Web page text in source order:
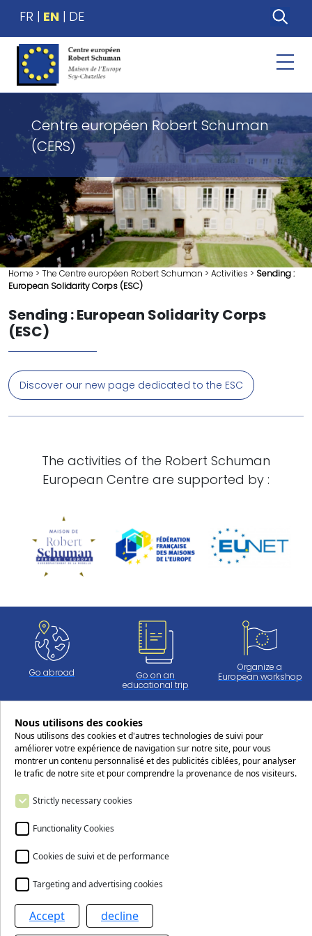
FR EN DE
Centre européen Robert Schuman
(CERS)
Home > The Centre européen Robert Schuman > Activities > Sending :
European Solidarity Corps (ESC)
Sending : European Solidarity Corps
(ESC)
Discover our new page dedicated to the ESC
The activities of the Robert Schuman
European Centre are supported by :
Go abroad
Go on an
educational trip
Organize a
European workshop
Work at CERS
Follow us on social media !
Contact us
The Centre européen Robert Schuman (CERS)
Nous utilisons des cookies
Nous utilisons des cookies et d'autres technologies de suivi pour
améliorer votre expérience de navigation sur notre site, pour vous
montrer un contenu personnalisé et des publicités ciblées, pour analyser
le trafic de notre site et pour comprendre la provenance de nos visiteurs.
Strictly necessary cookies
Functionality Cookies
Cookies de suivi et de performance
Targeting and advertising cookies
Accept decline